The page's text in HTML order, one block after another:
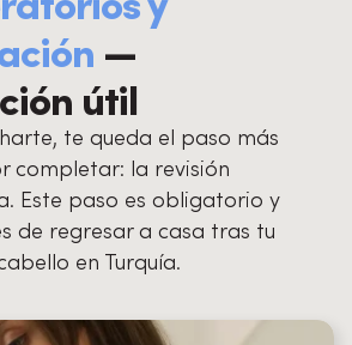
—
útil
te queda el paso más
completar: la revisión
Este paso es obligatorio y
de regresar a casa tras tu
en Turquía.